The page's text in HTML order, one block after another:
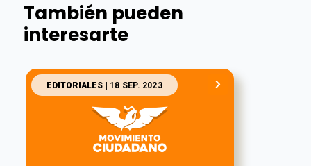
También pueden
interesarte
EDITORIALES | 18 SEP. 2023